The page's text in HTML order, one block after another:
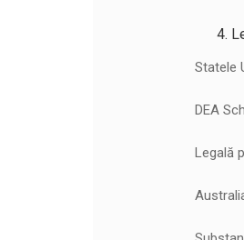
Statele
DEA
Legală